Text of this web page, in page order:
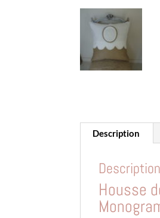
Description
Description
Housse